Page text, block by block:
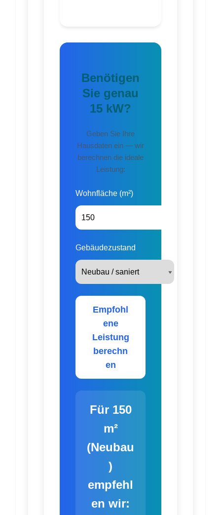
Benötigen
Sie genau
15 kW?
Geben Sie Ihre
Hausdaten ein — wir
berechnen die ideale
Leistung:
Wohnfläche (m²)
Gebäudezustand
Empfohl
ene
Leistung
berechn
en
Für 150
m²
(Neubau
)
empfehl
en wir: